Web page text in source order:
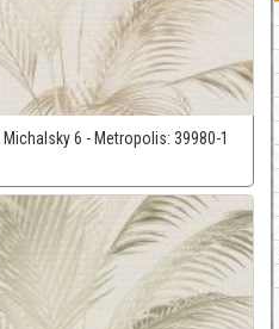
Michalsky 6 - Metropolis: 39980-1